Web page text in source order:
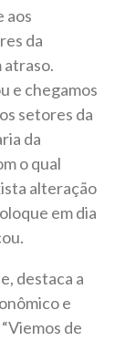
aos
da
atraso.
e chegamos
setores da
da
o qual
alteração
em dia
destaca a
e
de